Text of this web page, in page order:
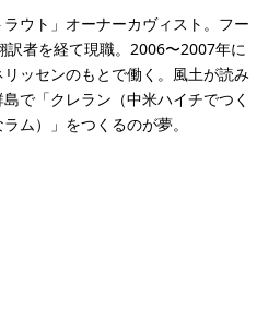
ウト」オーナーカヴィスト。フー
訳者を経て現職。2006〜2007年に
ッセンのもとで働く。風土が読み
で「クレラン（中米ハイチでつく
ム）」をつくるのが夢。